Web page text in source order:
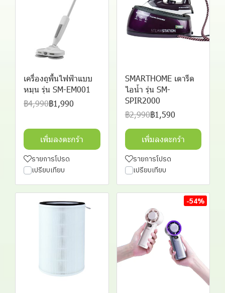
เครื่องถูพื้นไฟฟ้าแบบ
หมุน รุ่น SM-EM001
฿4,990฿1,990
เพิ่มลงตะกร้า
รายการโปรด
เปรียบเทียบ
SMARTHOME เตารีด
ไอน้ำ รุ่น SM-
SPIR2000
฿2,990฿1,590
เพิ่มลงตะกร้า
รายการโปรด
เปรียบเทียบ
-54%